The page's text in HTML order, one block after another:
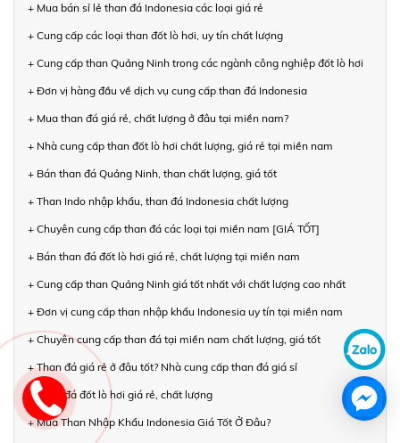
+ Mua bán sỉ lẻ than đá Indonesia các loại giá rẻ
+ Cung cấp các loại than đốt lò hơi, uy tín chất lượng
+ Cung cấp than Quảng Ninh trong các ngành công nghiệp đốt lò hơi
+ Đơn vị hàng đầu về dịch vụ cung cấp than đá Indonesia
+ Mua than đá giá rẻ, chất lượng ở đâu tại miền nam?
+ Nhà cung cấp than đốt lò hơi chất lượng, giá rẻ tại miền nam
+ Bán than đá Quảng Ninh, than chất lượng, giá tốt
+ Than Indo nhập khẩu, than đá Indonesia chất lượng
+ Chuyên cung cấp than đá các loại tại miền nam [GIÁ TỐT]
+ Bán than đá đốt lò hơi giá rẻ, chất lượng tại miền nam
+ Cung cấp than Quảng Ninh giá tốt nhất với chất lượng cao nhất
+ Đơn vị cung cấp than nhập khẩu Indonesia uy tín tại miền nam
+ Chuyên cung cấp than đá tại miền nam chất lượng, giá tốt
+ Than đá giá rẻ ở đâu tốt? Nhà cung cấp than đá giá sỉ
+ Than đá đốt lò hơi giá rẻ, chất lượng
+ Mua Than Nhập Khẩu Indonesia Giá Tốt Ở Đâu?